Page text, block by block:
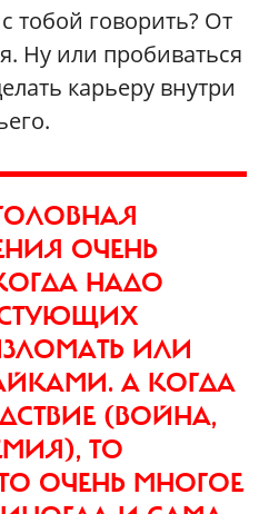
говорить? От
Ну или пробиваться
карьеру внутри
ОЧЕНЬ
НАДО
ИЛИ
А КОГДА
(ВОЙНА,
ТО
ОЧЕНЬ МНОГОЕ